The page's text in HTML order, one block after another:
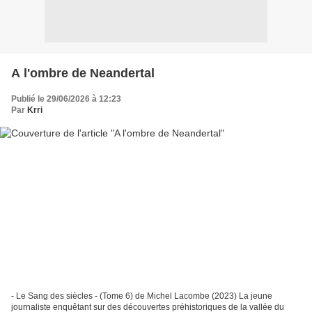
A l'ombre de Neandertal
Publié le 29/06/2026 à 12:23
Par Krri
- Le Sang des siècles - (Tome 6) de Michel Lacombe (2023) La jeune
journaliste enquêtant sur des découvertes préhistoriques de la vallée du